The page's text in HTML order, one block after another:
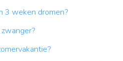
3 weken dromen?